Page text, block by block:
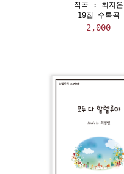
작곡 : 최지은
19집 수록곡
2,000